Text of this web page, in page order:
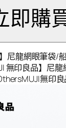
】尼龍網眼筆袋/
無印良品】尼
無印